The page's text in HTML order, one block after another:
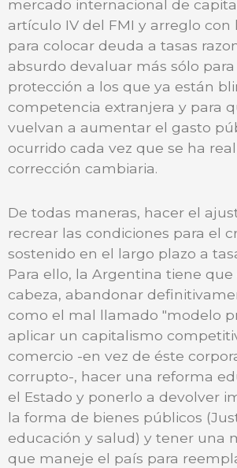
mercado internacional de
artículo IV del FMI y arreglo con
para colocar deuda a tasas
absurdo devaluar más sólo
protección a los que ya están
competencia extranjera y para
vuelvan a aumentar el gasto
ocurrido cada vez que se ha
corrección cambiaria.
De todas maneras, hacer el
recrear las condiciones para el
sostenido en el largo plazo a
Para ello, la Argentina tiene
cabeza, abandonar
como el mal llamado "modelo
aplicar un capitalismo
comercio -en vez de éste
corrupto-, hacer una reforma
el Estado y ponerlo a devolver
la forma de bienes públicos
educación y salud) y tener una
que maneje el país para